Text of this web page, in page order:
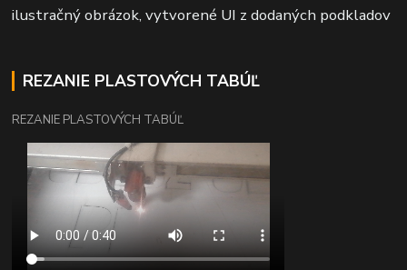
ilustračný obrázok, vytvorené UI z dodaných podkladov
REZANIE PLASTOVÝCH TABÚĽ
REZANIE PLASTOVÝCH TABÚĽ